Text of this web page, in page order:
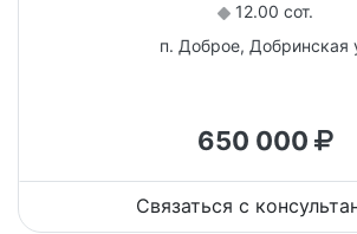
12.00 сот.
п. Доброе, Добринская
650 000
Связаться с